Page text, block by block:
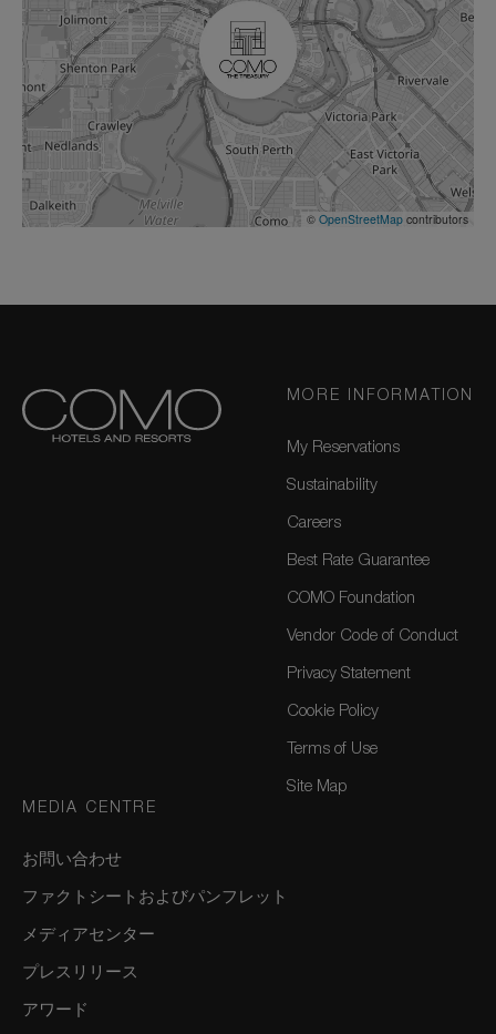
© OpenStreetMap contributors
MORE INFORMATION
My Reservations
Sustainability
Careers
Best Rate Guarantee
COMO Foundation
Vendor Code of Conduct
Privacy Statement
Cookie Policy
Terms of Use
Site Map
MEDIA CENTRE
お問い合わせ
ファクトシートおよびパンフレット
メディアセンター
プレスリリース
アワード